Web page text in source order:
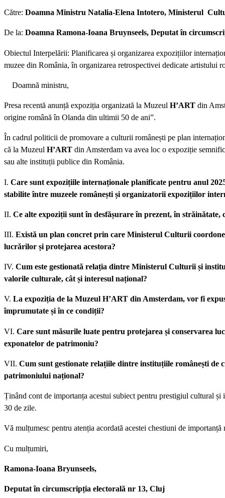
Către: Doamna Ministru Natalia-Elena Intotero, Ministerul
De la: Doamna Ramona-Ioana Bruynseels, Deputat în
Obiectul Interpelării: Planificarea și organizarea expozițiilor
muzee din România, în organizarea retrospectivei dedicate
Doamnă ministru,
Presa recentă anunță expoziția organizată la Muzeul H’ART din
origine română în Olanda din ultimii 50 de ani”.
În cadrul politicii de promovare a culturii românești pe plan
că la Muzeul H’ART din Amsterdam va avea loc o expoziție
sau alte instituții publice din România.
I. Care sunt expozițiile internaționale planificate pentru anul
stabilite între muzeele românești și organizatorii expozițiilor
II. Ce alte expoziții sunt în desfășurare în prezent, în străinătate,
III. Există un plan concret prin care Ministerul Culturii
lucrărilor și protejarea acestora?
IV. Cum este gestionată relația dintre Ministerul Culturii și
valorile culturale, cât și interesul național?
V. La expoziția de la Muzeul H’ART din Amsterdam, vor fi
împrumutate și în ce condiții?
VI. Care sunt măsurile luate pentru protejarea și conservarea
exponatelor de patrimoniu?
VII. Cum sunt gestionate relațiile dintre instituțiile românești
patrimoniului național?
Ținând cont de importanța acestui subiect pentru prestigiul cultural
30 de zile.
Vă mulțumesc pentru atenția acordată acestei chestiuni de
Cu mulțumiri,
Ramona-Ioana Bryunseels,
Deputat în circumscripția electorală nr 13, Cluj